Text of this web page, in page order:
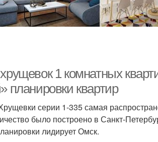
1 комнатных
планировки квартир
серии 1-335 самая
было построено в Санкт-
лидирует Омск.